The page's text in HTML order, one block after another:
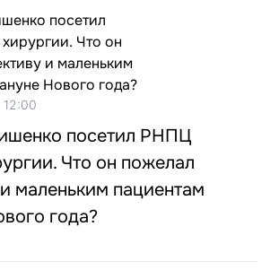
12:00
посетил РНПЦ
Что он пожелал
маленьким пациентам
года?